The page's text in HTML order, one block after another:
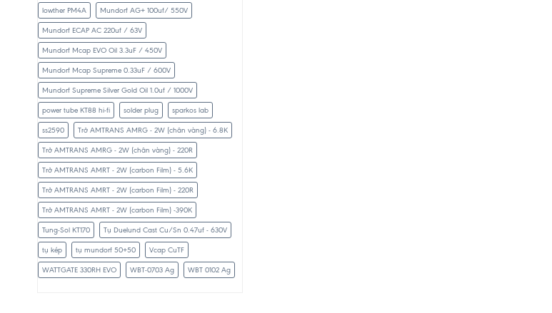
lowther PM4A Mundorf AG+ 100uf/ 550V
Mundorf ECAP AC 220uf / 63V
Mundorf Mcap EVO Oil 3.3uF / 450V
Mundorf Mcap Supreme 0.33uF / 600V
Mundorf Supreme Silver Gold Oil 1.0uf / 1000V
power tube KT88 hi-fi solder plug sparkos lab
ss2590 Trở AMTRANS AMRG - 2W (chân vàng) - 6.8K
Trở AMTRANS AMRG - 2W (chân vàng) - 220R
Trở AMTRANS AMRT - 2W (carbon Film) - 5.6K
Trở AMTRANS AMRT - 2W (carbon Film) - 220R
Trở AMTRANS AMRT - 2W (carbon Film) -390K
Tung-Sol KT170 Tụ Duelund Cast Cu/Sn 0.47uf - 630V
tụ kép tụ mundorf 50+50 Vcap CuTF
WATTGATE 330RH EVO WBT-0703 Ag WBT 0102 Ag